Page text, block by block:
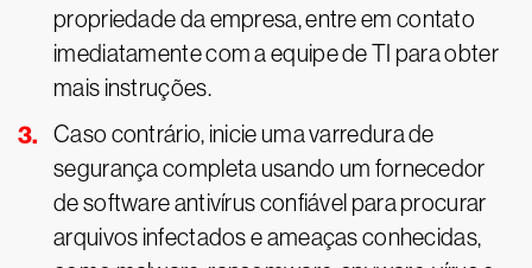
propriedade da empresa, entre em contato
imediatamente com a equipe de TI para obter
mais instruções.
Caso contrário, inicie uma varredura de
segurança completa usando um fornecedor
de software antivírus confiável para procurar
arquivos infectados e ameaças conhecidas,